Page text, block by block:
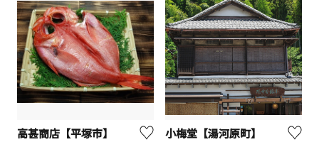
高甚商店【平塚市】 小梅堂【湯河原町】